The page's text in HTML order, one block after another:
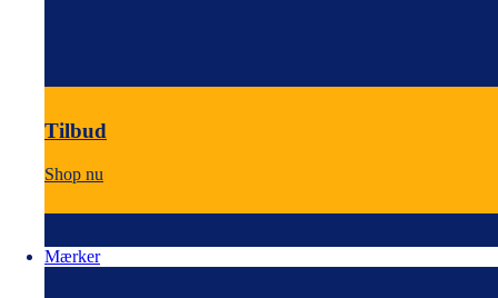
Tilbud
Shop nu
Mærker